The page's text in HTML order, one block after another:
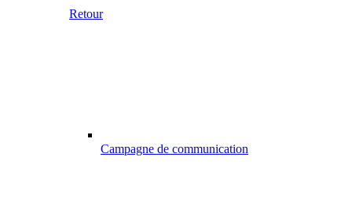
Retour
Campagne de communication